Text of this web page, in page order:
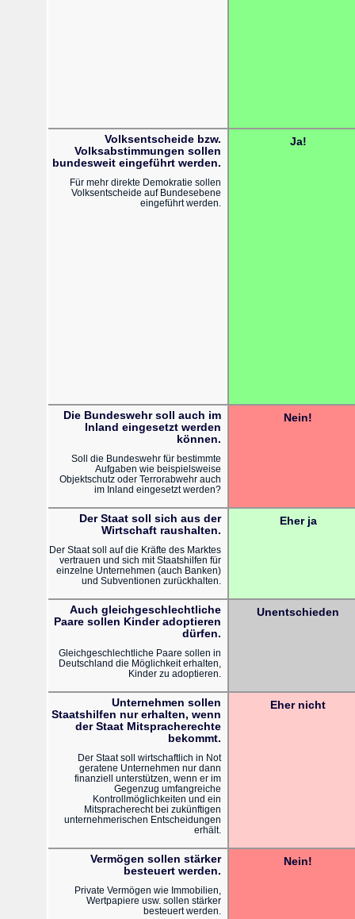
Volksentscheide bzw.
Volksabstimmungen sollen
bundesweit eingeführt werden.
Für mehr direkte Demokratie sollen
Volksentscheide auf Bundesebene
eingeführt werden.
Ja!
Die Bundeswehr soll auch im
Inland eingesetzt werden
können.
Soll die Bundeswehr für bestimmte
Aufgaben wie beispielsweise
Objektschutz oder Terrorabwehr auch
im Inland eingesetzt werden?
Nein!
Der Staat soll sich aus der
Wirtschaft raushalten.
Der Staat soll auf die Kräfte des Marktes
vertrauen und sich mit Staatshilfen für
einzelne Unternehmen (auch Banken)
und Subventionen zurückhalten.
Eher ja
Auch gleichgeschlechtliche
Paare sollen Kinder adoptieren
dürfen.
Gleichgeschlechtliche Paare sollen in
Deutschland die Möglichkeit erhalten,
Kinder zu adoptieren.
Unentschieden
Unternehmen sollen
Staatshilfen nur erhalten, wenn
der Staat Mitspracherechte
bekommt.
Der Staat soll wirtschaftlich in Not
geratene Unternehmen nur dann
finanziell unterstützen, wenn er im
Gegenzug umfangreiche
Kontrollmöglichkeiten und ein
Mitspracherecht bei zukünftigen
unternehmerischen Entscheidungen
erhält.
Eher nicht
Vermögen sollen stärker
besteuert werden.
Private Vermögen wie Immobilien,
Wertpapiere usw. sollen stärker
besteuert werden.
Nein!